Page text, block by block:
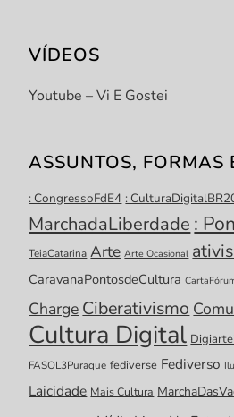
VÍDEOS
Youtube – Vi E Gostei
ASSUNTOS, FORMAS
: CongressoFdE4 :
MarchadaLiberdade :
TeiaCatarina Arte Arte Ocasional
CaravanaPontosdeCultura
ChargeCiberativismo
Cultura Digital
FASOL3Puraque fediverse Fediverso
Laicidade Mais Cultura